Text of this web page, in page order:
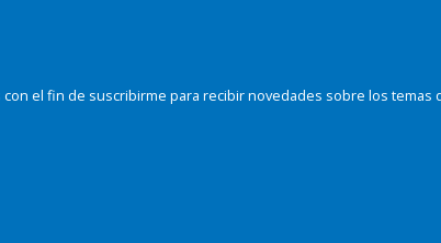
el fin de suscribirme para recibir novedades sobre los temas